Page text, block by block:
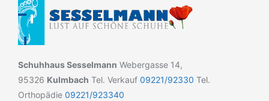
Schuhhaus Sesselmann Webergasse 14,
95326 Kulmbach Tel. Verkauf 09221/92330 Tel.
Orthopädie 09221/923340